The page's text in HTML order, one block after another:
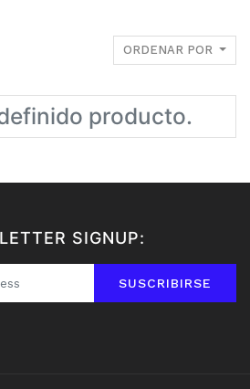
ORDENAR POR
producto.
SIGNUP:
SUSCRIBIRSE